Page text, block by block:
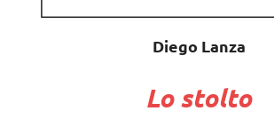
Diego Lanza
Lo stolto